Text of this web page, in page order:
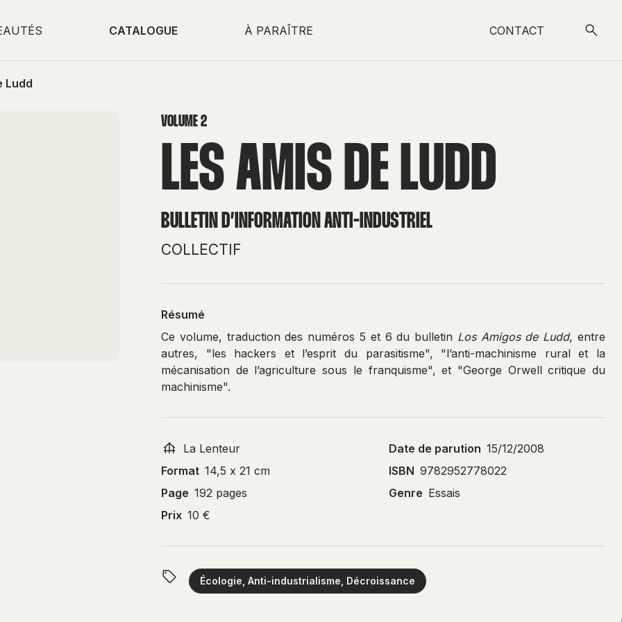
CATALOGUE À PARAÎTRE CONTACT
Ludd
VOLUME 2
LES AMIS DE LUDD
BULLETIN D’INFORMATION ANTI-INDUSTRIEL
COLLECTIF
Résumé
Ce volume, traduction des numéros 5 et 6 du bulletin Los Amigos de Ludd, entre
autres, "les hackers et l’esprit du parasitisme", "l’anti-machinisme rural et la
mécanisation de l’agriculture sous le franquisme", et "George Orwell critique du
machinisme".
La Lenteur
Format
14,5 x 21 cm
Page 192 pages
Prix 10 €
Date de parution 15/12/2008
ISBN 9782952778022
Genre Essais
Écologie, Anti-industrialisme, Décroissance